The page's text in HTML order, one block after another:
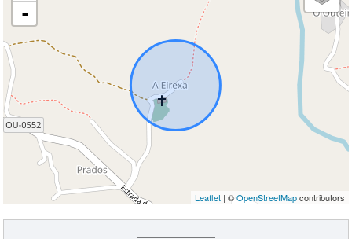
-
Leaflet| ©OpenStreetMapcontributors